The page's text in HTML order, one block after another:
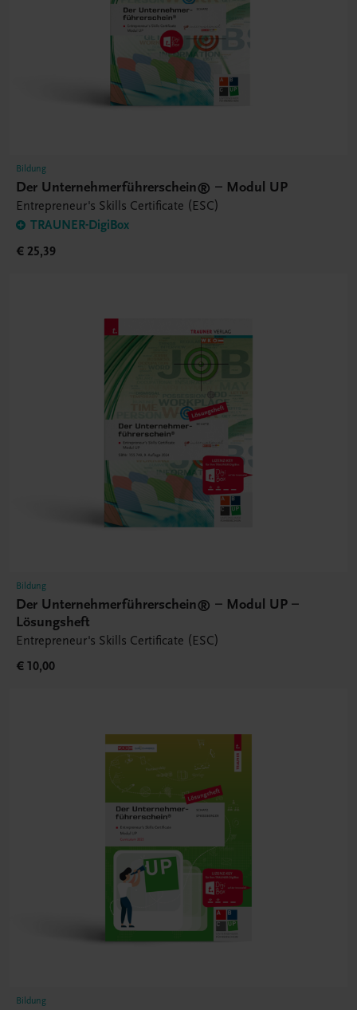
Bildung
Der Unternehmerführerschein® – Modul UP
Entrepreneur's Skills Certificate (ESC)
TRAUNER-DigiBox
€ 25,39
Bildung
Der Unternehmerführerschein® – Modul UP –
Lösungsheft
Entrepreneur's Skills Certificate (ESC)
€ 10,00
Bildung